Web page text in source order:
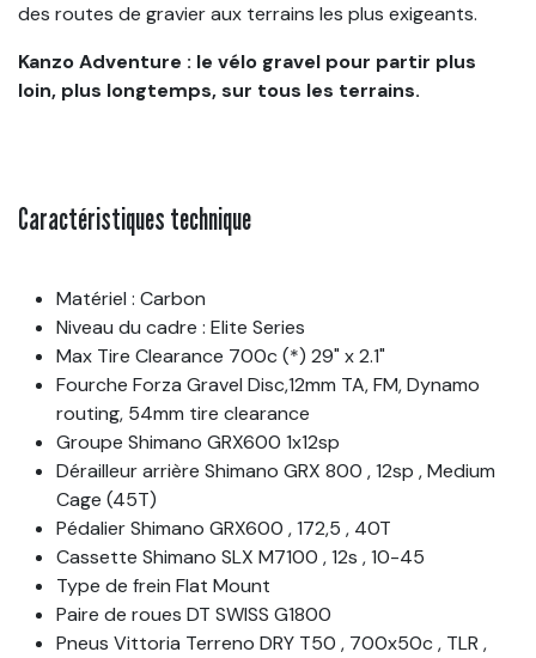
des routes de gravier aux terrains les plus exigeants.
Kanzo Adventure : le vélo gravel pour partir plus
loin, plus longtemps, sur tous les terrains.
Caractéristiques technique
Matériel : Carbon
Niveau du cadre : Elite Series
Max Tire Clearance 700c (*) 29" x 2.1"
Fourche Forza Gravel Disc,12mm TA, FM, Dynamo
routing, 54mm tire clearance
Groupe Shimano GRX600 1x12sp
Dérailleur arrière Shimano GRX 800 , 12sp , Medium
Cage (45T)
Pédalier Shimano GRX600 , 172,5 , 40T
Cassette Shimano SLX M7100 , 12s , 10-45
Type de frein Flat Mount
Paire de roues DT SWISS G1800
Pneus Vittoria Terreno DRY T50 , 700x50c , TLR ,